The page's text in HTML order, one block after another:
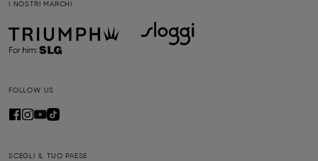
I NOSTRI MARCHI
FOLLOW US
SCEGLI IL TUO PAESE